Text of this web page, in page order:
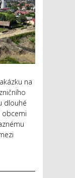
na
dlouhé
obcemi